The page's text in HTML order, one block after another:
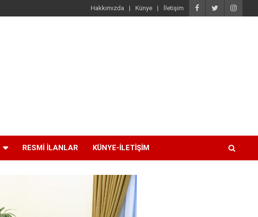
Hakkımızda Künye İletişim
RESMI İLANLAR KÜNYE-İLETIŞIM